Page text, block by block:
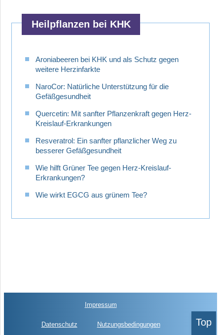
Heilpflanzen bei KHK
Aroniabeeren bei KHK und als Schutz gegen
weitere Herzinfarkte
NaroCor: Natürliche Unterstützung für die
Gefäßgesundheit
Quercetin: Mit sanfter Pflanzenkraft gegen Herz-
Kreislauf-Erkrankungen
Resveratrol: Ein sanfter pflanzlicher Weg zu
besserer Gefäßgesundheit
Wie hilft Grüner Tee gegen Herz-Kreislauf-
Erkrankungen?
Wie wirkt EGCG aus grünem Tee?
Impressum
Datenschutz Nutzungsbedingungen Top